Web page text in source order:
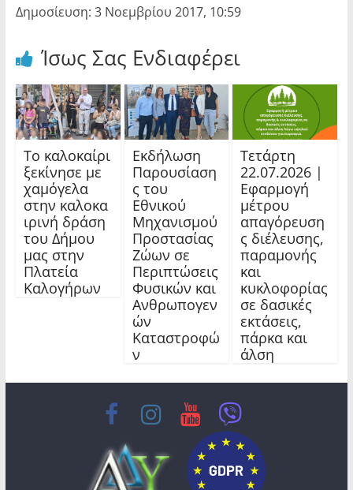
Δημοσίευση: 3 Νοεμβρίου 2017, 10:59
Ίσως Σας Ενδιαφέρει
Το καλοκαίρι
ξεκίνησε με
χαμόγελα
στην καλοκα
ιρινή δράση
του Δήμου
μας στην
Πλατεία
Καλογήρων
Εκδήλωση
Παρουσίαση
ς του
Εθνικού
Μηχανισμού
Προστασίας
Ζώων σε
Περιπτώσεις
Φυσικών και
Ανθρωπογεν
ών
Καταστροφώ
ν
Τετάρτη
22.07.2026 |
Εφαρμογή
μέτρου
απαγόρευση
ς διέλευσης,
παραμονής
και
κυκλοφορίας
σε δασικές
εκτάσεις,
πάρκα και
άλση